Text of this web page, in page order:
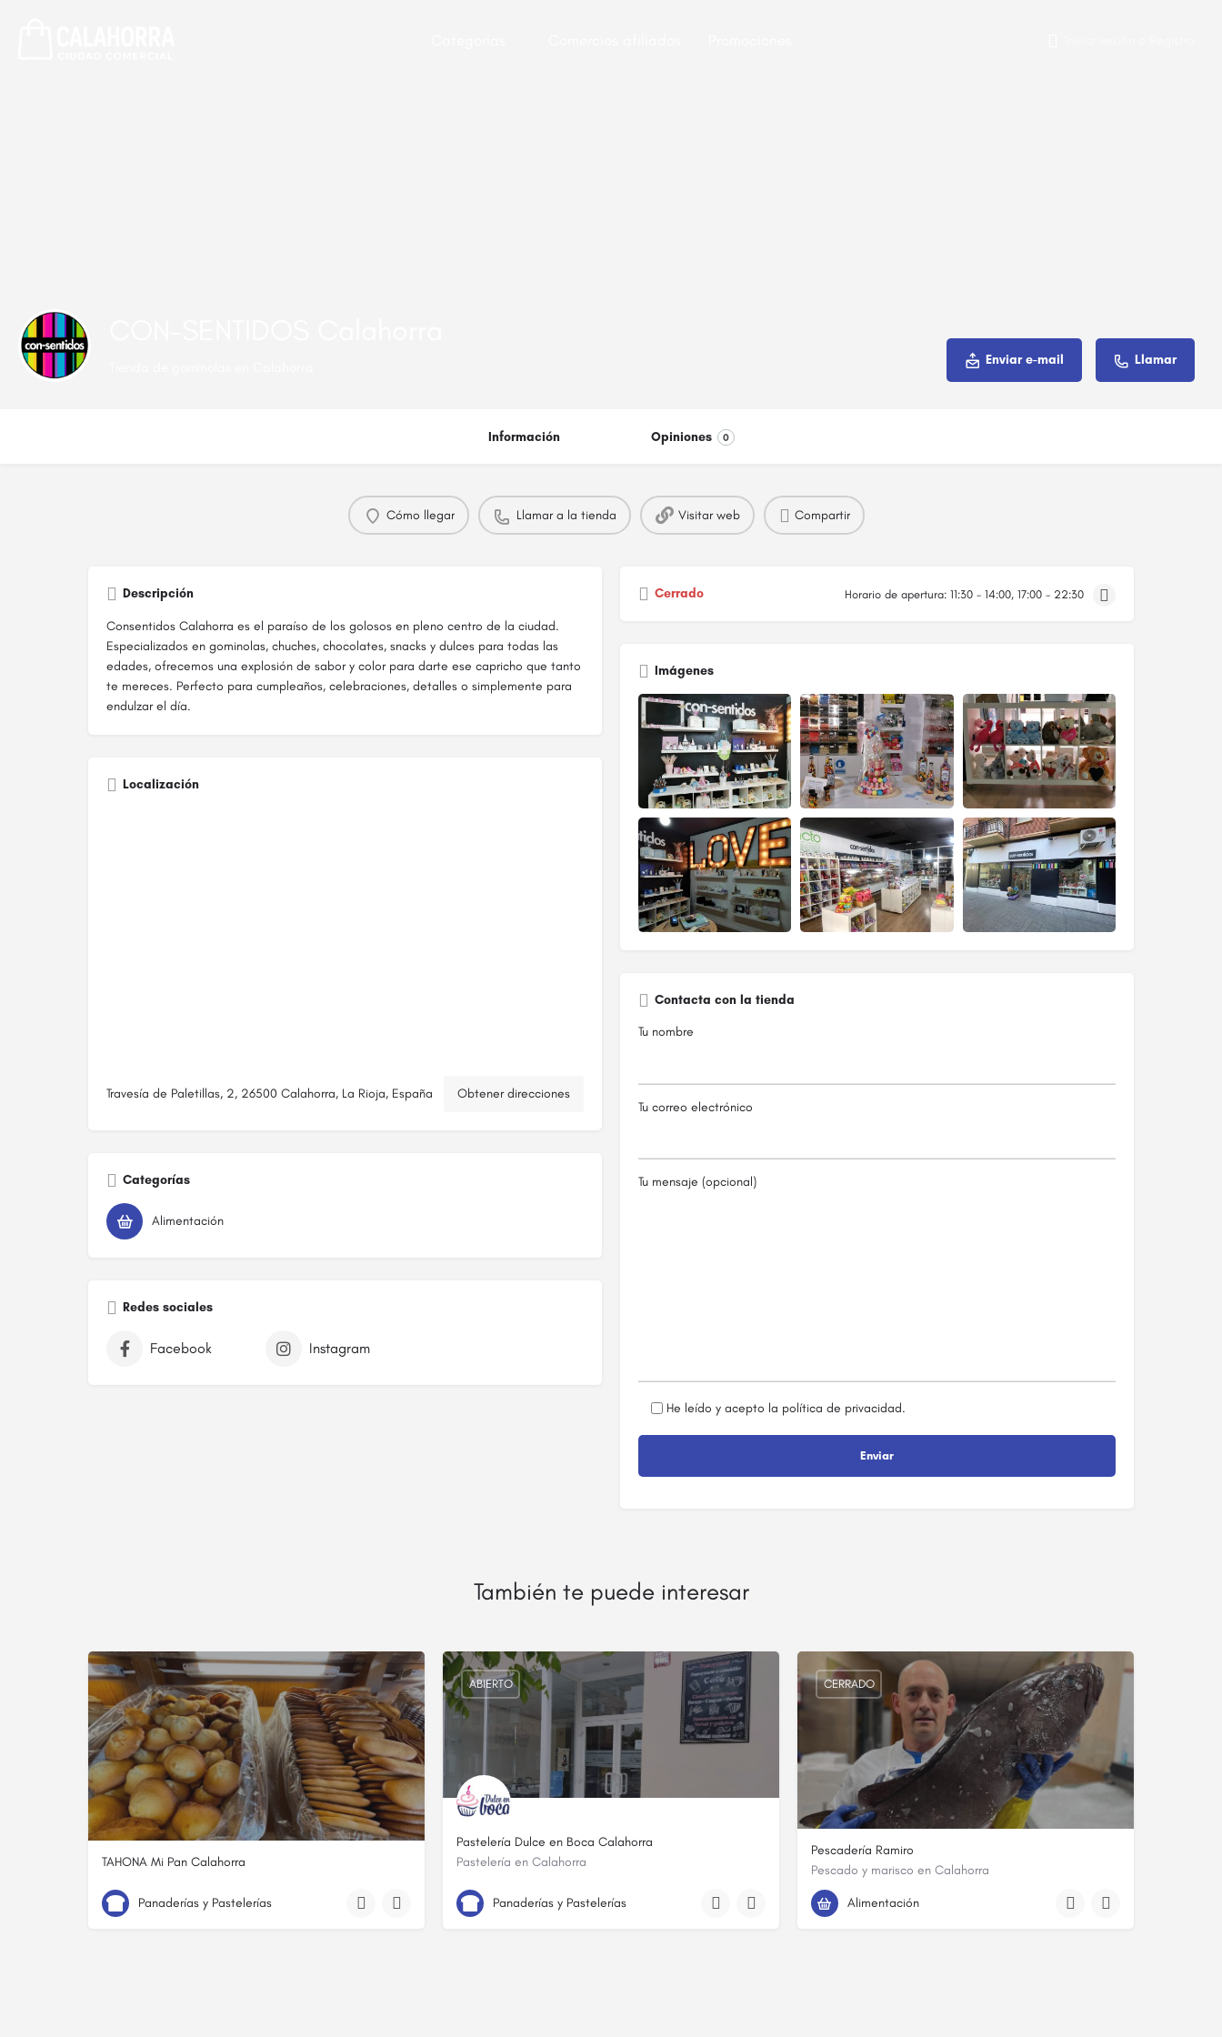
Enviar e-mail Llamar
Información Opiniones 0
Cómo llegar Llamar a la tienda Visitar web Compartir
Descripción
Consentidos Calahorra es el paraíso de los golosos en pleno centro de la ciudad.
Especializados en gominolas, chuches, chocolates, snacks y dulces para todas las
edades, ofrecemos una explosión de sabor y color para darte ese capricho que tanto
te mereces. Perfecto para cumpleaños, celebraciones, detalles o simplemente para
endulzar el día.
Localización
Travesía de Paletillas, 2, 26500 Calahorra, La Rioja, España Obtener direcciones
Categorías
Alimentación
Redes sociales
Facebook Instagram
Cerrado Horario de apertura: 11:30 - 14:00, 17:00 - 22:30
Imágenes
Contacta con la tienda
Tu nombre
Tu correo electrónico
Tu mensaje (opcional)
He leído y acepto la política de privacidad.
También te puede interesar
TAHONA Mi Pan Calahorra
941 13 50 62
Panaderías y Pastelerías
Pastelería Dulce en Boca Calahorra
Pastelería en Calahorra
646 43 03 55
ABIERTO
Panaderías y Pastelerías
Pescadería Ramiro
Pescado y marisco en Calahorra
685 16 93 17
CERRADO
Alimentación